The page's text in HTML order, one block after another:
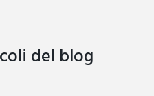
del blog